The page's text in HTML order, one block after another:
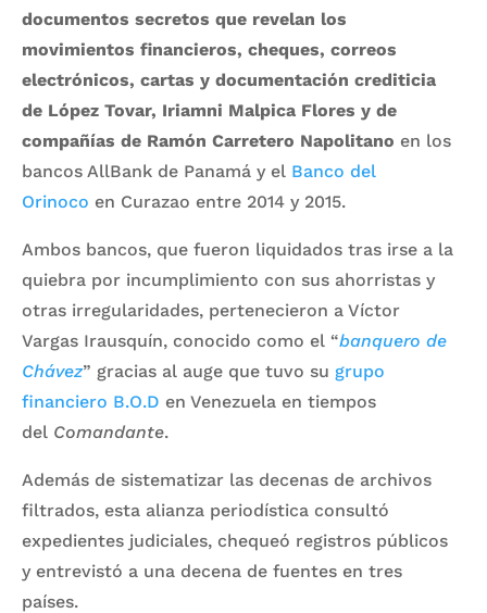
documentos secretos que revelan los
movimientos financieros, cheques, correos
electrónicos, cartas y documentación crediticia
de López Tovar, Iriamni Malpica Flores y de
compañías de Ramón Carretero Napolitano en los
bancos AllBank de Panamá y el Banco del
Orinoco en Curazao entre 2014 y 2015.
Ambos bancos, que fueron liquidados tras irse a la
quiebra por incumplimiento con sus ahorristas y
otras irregularidades, pertenecieron a Víctor
Vargas Irausquín, conocido como el “banquero de
Chávez” gracias al auge que tuvo su grupo
financiero B.O.D en Venezuela en tiempos
del Comandante.
Además de sistematizar las decenas de archivos
filtrados, esta alianza periodística consultó
expedientes judiciales, chequeó registros públicos
y entrevistó a una decena de fuentes en tres
países.